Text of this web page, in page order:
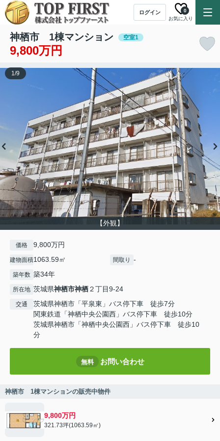
ログイン
お気に入り
0
神栖市 1棟マンション 空室1
9,800万円
【外観】
1/9
価格 9,800万円
建物面積1063.59㎡ 間取り -
築年数 築34年
所在地 茨城県神栖市神栖２丁目9-24
交通
茨城県神栖市「平泉東」バス停下車 徒歩7分
関東鉄道「神栖中央公園西」バス停下車 徒歩10分
茨城県神栖市「神栖中央公園西」バス停下車 徒歩10
分
無料 お問い合わせ
神栖市 1棟マンションの販売中物件
9,800万円
321.73坪(1063.59㎡)